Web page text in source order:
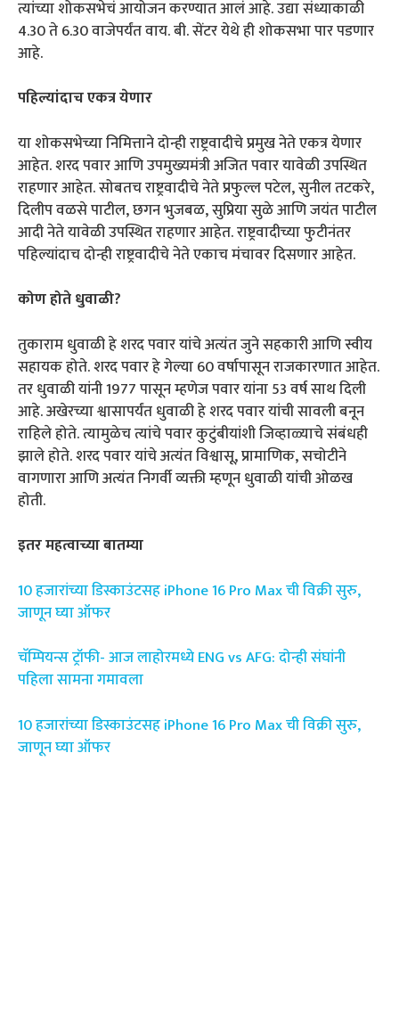
त्यांच्या शोकसभेचं आयोजन करण्यात आलं आहे. उद्या संध्याकाळी
4.30 ते 6.30 वाजेपर्यंत वाय. बी. सेंटर येथे ही शोकसभा पार पडणार
आहे.
पहिल्यांदाच एकत्र येणार
या शोकसभेच्या निमित्ताने दोन्ही राष्ट्रवादीचे प्रमुख नेते एकत्र येणार
आहेत. शरद पवार आणि उपमुख्यमंत्री अजित पवार यावेळी उपस्थित
राहणार आहेत. सोबतच राष्ट्रवादीचे नेते प्रफुल्ल पटेल, सुनील तटकरे,
दिलीप वळसे पाटील, छगन भुजबळ, सुप्रिया सुळे आणि जयंत पाटील
आदी नेते यावेळी उपस्थित राहणार आहेत. राष्ट्रवादीच्या फुटीनंतर
पहिल्यांदाच दोन्ही राष्ट्रवादीचे नेते एकाच मंचावर दिसणार आहेत.
कोण होते धुवाळी?
तुकाराम धुवाळी हे शरद पवार यांचे अत्यंत जुने सहकारी आणि स्वीय
सहायक होते. शरद पवार हे गेल्या 60 वर्षापासून राजकारणात आहेत.
तर धुवाळी यांनी 1977 पासून म्हणेज पवार यांना 53 वर्ष साथ दिली
आहे. अखेरच्या श्वासापर्यंत धुवाळी हे शरद पवार यांची सावली बनून
राहिले होते. त्यामुळेच त्यांचे पवार कुटुंबीयांशी जिव्हाळ्याचे संबंधही
झाले होते. शरद पवार यांचे अत्यंत विश्वासू, प्रामाणिक, सचोटीने
वागणारा आणि अत्यंत निगर्वी व्यक्ती म्हणून धुवाळी यांची ओळख
होती.
इतर महत्वाच्या बातम्या
10 हजारांच्या डिस्काउंटसह iPhone 16 Pro Max ची विक्री सुरु,
जाणून घ्या ऑफर
चॅम्पियन्स ट्रॉफी- आज लाहोरमध्ये ENG vs AFG: दोन्ही संघांनी
पहिला सामना गमावला
10 हजारांच्या डिस्काउंटसह iPhone 16 Pro Max ची विक्री सुरु,
जाणून घ्या ऑफर